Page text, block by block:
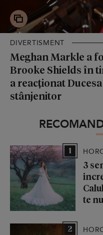
DIVERTISMENT
Meghan Markle a
Brooke Shields în
a reacționat
stânjenitor
1
3
te
2